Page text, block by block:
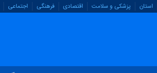
استان پزشکی و سلامت اقتصادی فرهنگی اجتماعی